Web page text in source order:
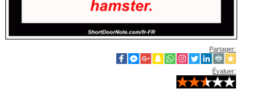
Partager:
Évaluer: